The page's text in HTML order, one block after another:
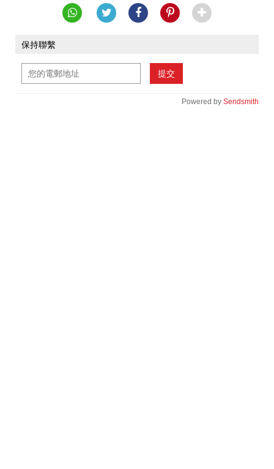
保持聯繫
提交
Powered by Sendsmith